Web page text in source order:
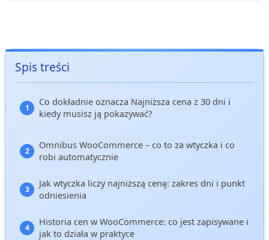
Spis treści
Co dokładnie oznacza Najniższa cena z 30 dni i
kiedy musisz ją pokazywać?
Omnibus WooCommerce – co to za wtyczka i co
robi automatycznie
Jak wtyczka liczy najniższą cenę: zakres dni i punkt
odniesienia
Historia cen w WooCommerce: co jest zapisywane i
jak to działa w praktyce